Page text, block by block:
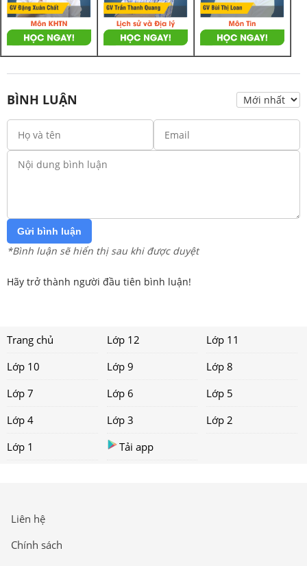
BÌNH LUẬN
Gửi bình luận
*Bình luận sẽ hiển thị sau khi được duyệt
Hãy trở thành người đầu tiên bình luận!
Trang chủ Lớp 12
Lớp 11
Lớp 10
Lớp 9
Lớp 8
Lớp 7
Lớp 6
Lớp 5
Lớp 4
Lớp 3
Lớp 2
Lớp 1
Tải app
Liên hệ
Chính sách